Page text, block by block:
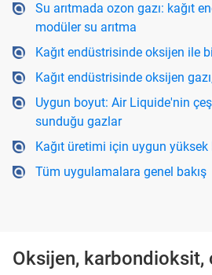
Su arıtmada ozon gazı: kağıt
modüler su arıtma
Kağıt endüstrisinde oksijen ile
Kağıt endüstrisinde oksijen
Uygun boyut: Air Liquide'nin
sunduğu gazlar
Kağıt üretimi için uygun
Tüm uygulamalara genel bakış
Oksijen, karbondioksit,